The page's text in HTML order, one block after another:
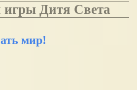
игры Дитя Света
мир!